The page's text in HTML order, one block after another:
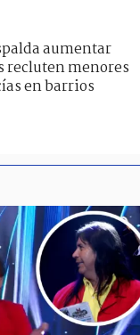
aumentar
recluten menores
en barrios